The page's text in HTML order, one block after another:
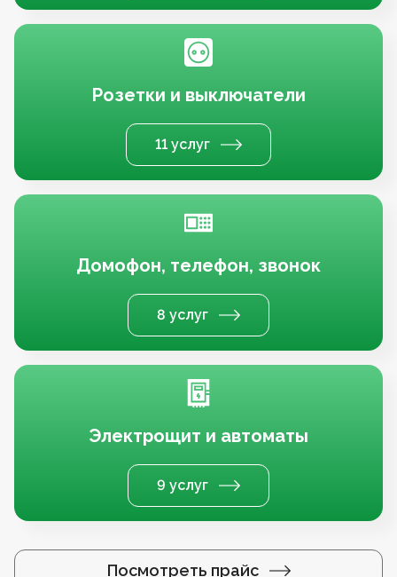
Розетки и выключатели
11 услуг
Домофон, телефон, звонок
8 услуг
Электрощит и автоматы
9 услуг
Посмотреть прайс